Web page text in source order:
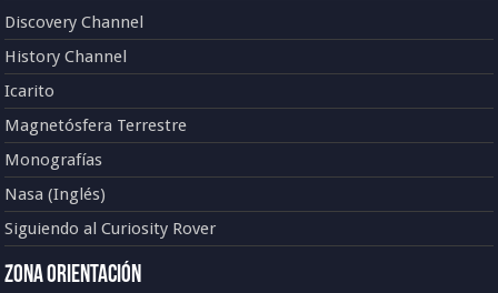
Discovery Channel
History Channel
Icarito
Magnetósfera Terrestre
Monografías
Nasa (Inglés)
Siguiendo al Curiosity Rover
Zona Orientación